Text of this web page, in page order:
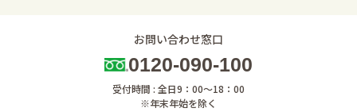
お問い合わせ窓口
0120-090-100
受付時間 : 全日9：00～18：00
※年末年始を除く